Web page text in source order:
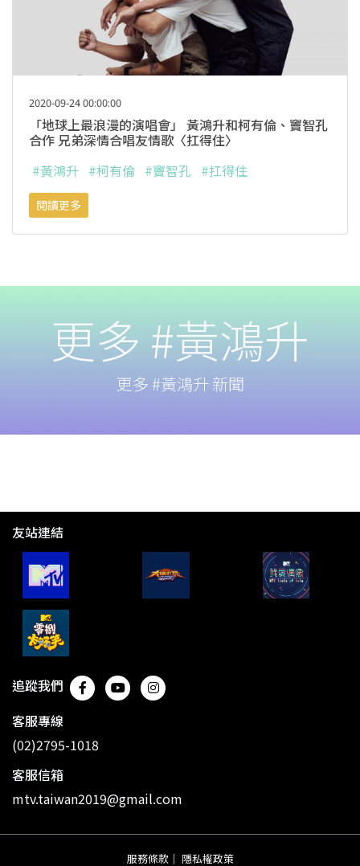
2020-09-24 00:00:00
「地球上最浪漫的演唱會」 黃鴻升和柯有倫、竇智孔
合作 兄弟深情合唱友情歌〈扛得住〉
#黃鴻升 #柯有倫 #竇智孔 #扛得住
閱讀更多
更多 #黃鴻升
更多 #黃鴻升 新聞
友站連結
追蹤我們
客服專線
(02)2795-1018
客服信箱
mtv.taiwan2019@gmail.com
服務條款 ｜ 隱私權政策